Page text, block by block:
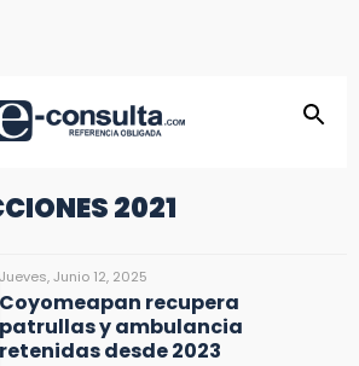
2021
Jueves, Junio 12, 2025
Coyomeapan recupera
patrullas y ambulancia
retenidas desde 2023